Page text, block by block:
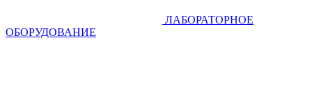
ЛАБОРАТОРНОЕ
ОБОРУДОВАНИЕ